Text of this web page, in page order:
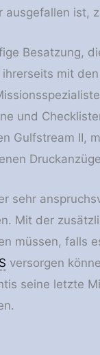
ausgefallen ist,
Besatzung,
mit
und
Gulfstream II,
sehr
Mit der
müssen, falls
versorgen
seine letzte